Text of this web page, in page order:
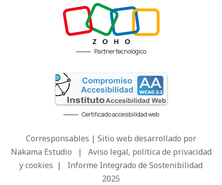
Partner tecnológico
Certificado accesibilidad web
Corresponsables | Sitio web desarrollado por
Nakama Estudio | Aviso legal, política de privacidad
y cookies | Informe Integrado de Sostenibilidad
2025